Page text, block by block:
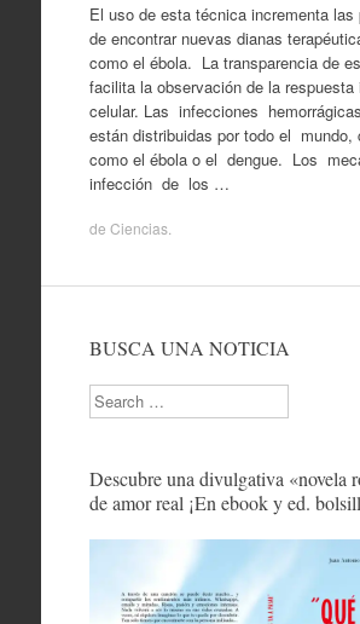
El uso de esta técnica incrementa las
de encontrar nuevas dianas
como el ébola. La transparencia de
facilita la observación de la respuesta
celular. Las infecciones
están distribuidas por todo el mundo,
como el ébola o el dengue. Los
infección de los …
de Ciencias.
BUSCA UNA NOTICIA
Search
Descubre una divulgativa «novela
de amor real ¡En ebook y ed.